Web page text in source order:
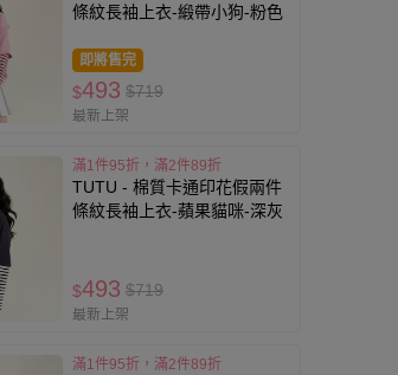
條紋長袖上衣-緞帶小狗-粉色
即將售完
$493 $719
最新上架
滿1件95折，滿2件89折
TUTU - 棉質卡通印花假兩件
條紋長袖上衣-蘋果貓咪-深灰
$493 $719
最新上架
滿1件95折，滿2件89折